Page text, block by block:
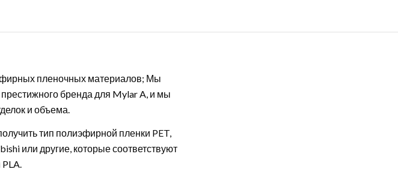
пленочных материалов; Мы
бренда для Mylar A, и мы
и объема.
тип полиэфирной пленки PET,
или другие, которые соответствуют